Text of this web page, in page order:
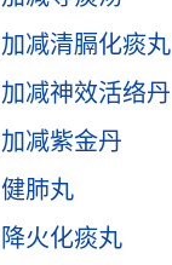
加减清膈化痰丸
加减神效活络丹
加减紫金丹
健肺丸
降火化痰丸